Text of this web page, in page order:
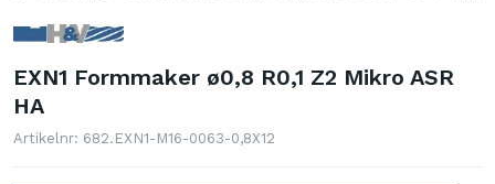
EXN1 Formmaker ø0,8 R0,1 Z2 Mikro ASR
HA
Artikelnr: 682.EXN1-M16-0063-0,8X12